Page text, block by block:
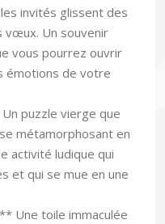
invités glissent des
vœux. Un souvenir
vous pourrez ouvrir
émotions de votre
puzzle vierge que
métamorphosant en
activité ludique qui
et qui se mue en une
Une toile immaculée